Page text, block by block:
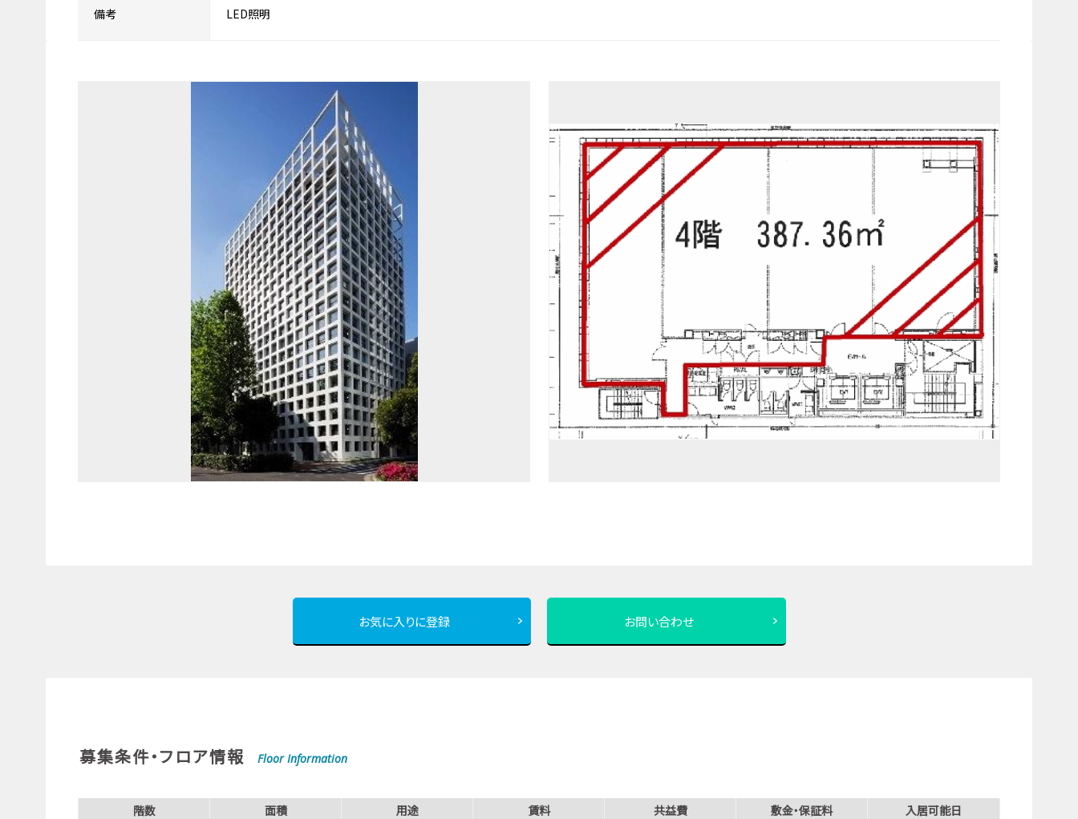
備考 LED照明
お気に入りに登録 お問い合わせ
募集条件・フロア情報 Floor Information
階数 面積 用途 賃料 共益費 敷金・保証料
入居可能日